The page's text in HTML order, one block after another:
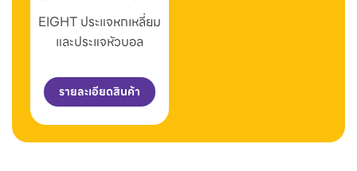
EIGHT ประแจหกเหลี่ยม
และประแจหัวบอล
รายละเอียดสินค้า